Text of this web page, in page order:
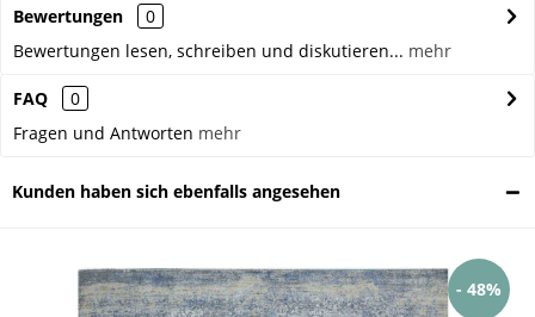
Bewertungen
0
Bewertungen lesen, schreiben und diskutieren... mehr
FAQ
0
Fragen und Antworten mehr
Kunden haben sich ebenfalls angesehen
- 48%